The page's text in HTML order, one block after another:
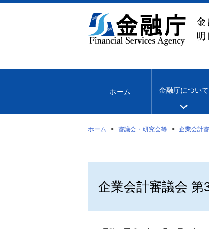
文
移
ホーム 金融庁について
ホーム 審議会・研究会等 企業会計
企業会計審議会 第